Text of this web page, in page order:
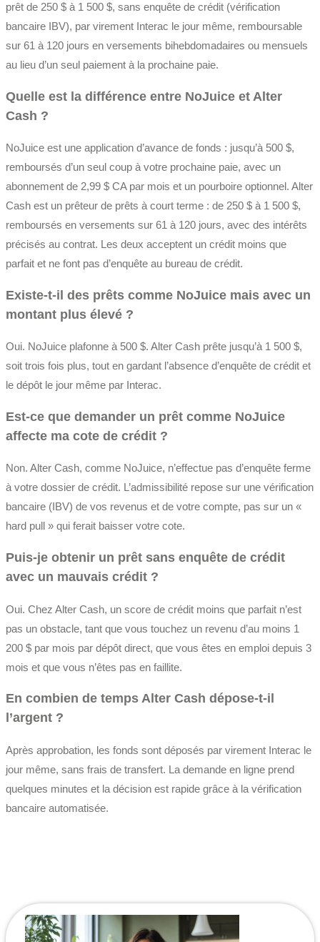
prêt de 250 $ à 1 500 $, sans enquête de crédit (vérification
bancaire IBV), par virement Interac le jour même, remboursable
sur 61 à 120 jours en versements bihebdomadaires ou mensuels
au lieu d’un seul paiement à la prochaine paie.
Quelle est la différence entre NoJuice et Alter
Cash ?
NoJuice est une application d’avance de fonds : jusqu’à 500 $,
remboursés d’un seul coup à votre prochaine paie, avec un
abonnement de 2,99 $ CA par mois et un pourboire optionnel. Alter
Cash est un prêteur de prêts à court terme : de 250 $ à 1 500 $,
remboursés en versements sur 61 à 120 jours, avec des intérêts
précisés au contrat. Les deux acceptent un crédit moins que
parfait et ne font pas d’enquête au bureau de crédit.
Existe-t-il des prêts comme NoJuice mais avec un
montant plus élevé ?
Oui. NoJuice plafonne à 500 $. Alter Cash prête jusqu’à 1 500 $,
soit trois fois plus, tout en gardant l’absence d’enquête de crédit et
le dépôt le jour même par Interac.
Est-ce que demander un prêt comme NoJuice
affecte ma cote de crédit ?
Non. Alter Cash, comme NoJuice, n’effectue pas d’enquête ferme
à votre dossier de crédit. L’admissibilité repose sur une vérification
bancaire (IBV) de vos revenus et de votre compte, pas sur un «
hard pull » qui ferait baisser votre cote.
Puis-je obtenir un prêt sans enquête de crédit
avec un mauvais crédit ?
Oui. Chez Alter Cash, un score de crédit moins que parfait n’est
pas un obstacle, tant que vous touchez un revenu d’au moins 1
200 $ par mois par dépôt direct, que vous êtes en emploi depuis 3
mois et que vous n’êtes pas en faillite.
En combien de temps Alter Cash dépose-t-il
l’argent ?
Après approbation, les fonds sont déposés par virement Interac le
jour même, sans frais de transfert. La demande en ligne prend
quelques minutes et la décision est rapide grâce à la vérification
bancaire automatisée.